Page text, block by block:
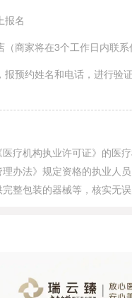
报名
（商家将在3个工作日内联系
报预约姓名和电话，进行验
疗机构执业许可证》的医
办法》规定资格的执业人
整包装的器械等，核实无误